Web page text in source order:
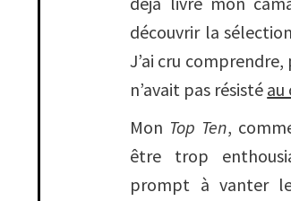
découvrir la
J’ai cru
n’avait pas résisté au
Mon Top Ten,
être trop
prompt à vanter